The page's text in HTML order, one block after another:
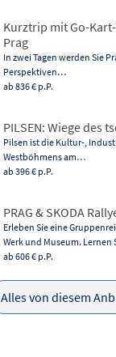
Kurztrip mit Go-
Prag
In zwei Tagen werden Sie
Perspektiven…
ab 836 € p.P.
PILSEN: Wiege des
Pilsen ist die Kultur-,
Westböhmens am…
ab 396 € p.P.
PRAG & SKODA
Erleben Sie eine
Werk und Museum. Lernen
ab 606 € p.P.
Alles von diesem